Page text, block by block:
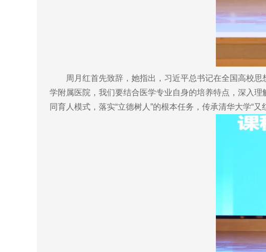
周月红首先致辞，她指出，习近平总书记在全国高校思
学附属医院，我们要结合医学专业自身的培养特点，深入
同育人模式，落实“立德树人”的根本任务，传承清华大学“